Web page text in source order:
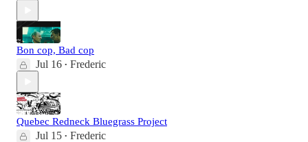
Bon cop, Bad cop
Jul 16 • Frederic
Quebec Redneck Bluegrass Project
Jul 15 • Frederic